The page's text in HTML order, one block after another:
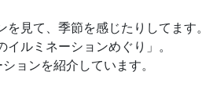
見て、季節を感じたりしてます。
ルミネーションめぐり」。
ョンを紹介しています。